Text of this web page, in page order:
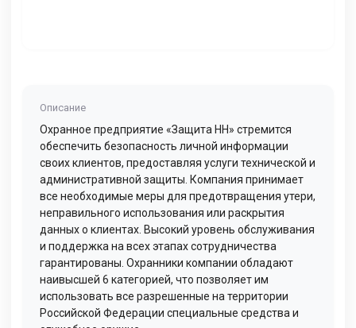
Описание
Охранное предприятие «Защита НН» стремится
обеспечить безопасность личной информации
своих клиентов, предоставляя услуги технической и
административной защиты. Компания принимает
все необходимые меры для предотвращения утери,
неправильного использования или раскрытия
данных о клиентах. Высокий уровень обслуживания
и поддержка на всех этапах сотрудничества
гарантированы. Охранники компании обладают
наивысшей 6 категорией, что позволяет им
использовать все разрешенные на территории
Российской Федерации специальные средства и